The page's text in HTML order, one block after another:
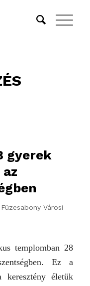
gyerek
Füzesabony Városi
templomban 28
Ez a
életük